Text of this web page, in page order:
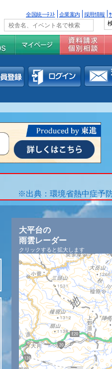
全国統一ﾃｽﾄ 企業案内 採用情報
※出典：環境省熱中症予
大平台の
雨雲レーダー
クリックすると拡大します